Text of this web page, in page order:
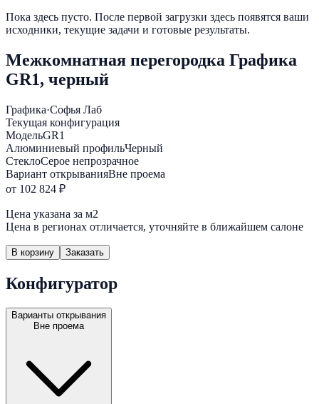
Пока здесь пусто. После первой загрузки здесь появятся ваши
исходники, текущие задачи и готовые результаты.
Межкомнатная перегородка Графика
GR1, черный
Графика·Софья Лаб
Текущая конфигурация
МодельGR1
Алюминиевый профильЧерный
СтеклоСерое непрозрачное
Вариант открыванияВне проема
от 102 824 ₽
Цена указана за м2
Цена в регионах отличается, уточняйте в ближайшем салоне
В корзину Заказать
Конфигуратор
Варианты открывания
Вне проема